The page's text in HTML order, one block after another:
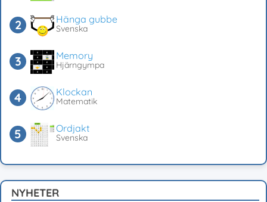
Hänga gubbe
Svenska
Memory
Hjärngympa
Klockan
Matematik
Ordjakt
Svenska
NYHETER